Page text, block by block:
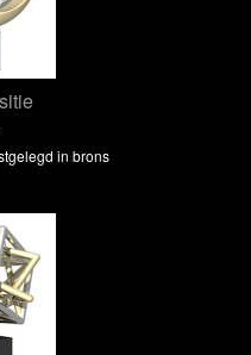
in brons